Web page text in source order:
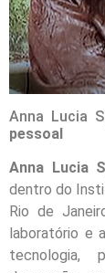
Anna Lucia
pessoal
Anna Lucia
dentro do
Rio de
laboratório e
tecnologia,